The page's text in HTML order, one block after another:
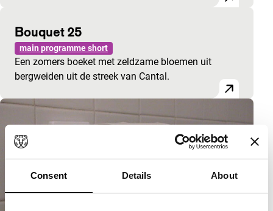
Consent Details About
Bouquet 25
main programme short
Een zomers boeket met zeldzame bloemen uit
bergweiden uit de streek van Cantal.